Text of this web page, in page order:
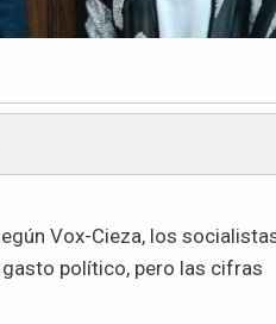
Vox-Cieza, los
gasto político, pero las cifras